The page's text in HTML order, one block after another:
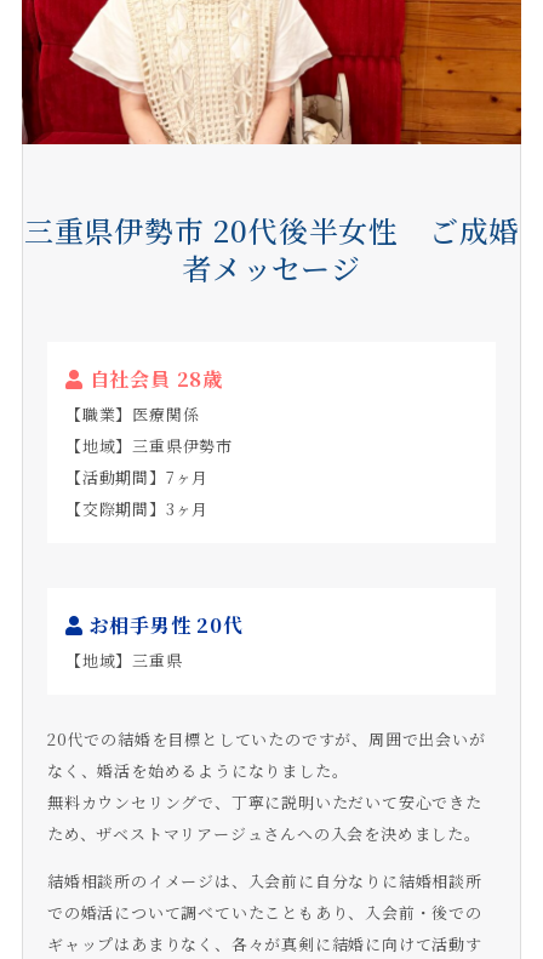
三重県伊勢市 20代後半女性 ご成婚
者メッセージ
自社会員 28歳
【職業】医療関係
【地域】三重県伊勢市
【活動期間】7ヶ月
【交際期間】3ヶ月
お相手男性 20代
【地域】三重県
20代での結婚を目標としていたのですが、周囲で出会いが
なく、婚活を始めるようになりました。
無料カウンセリングで、丁寧に説明いただいて安心できた
ため、ザベストマリアージュさんへの入会を決めました。
結婚相談所のイメージは、入会前に自分なりに結婚相談所
での婚活について調べていたこともあり、入会前・後での
ギャップはあまりなく、各々が真剣に結婚に向けて活動す